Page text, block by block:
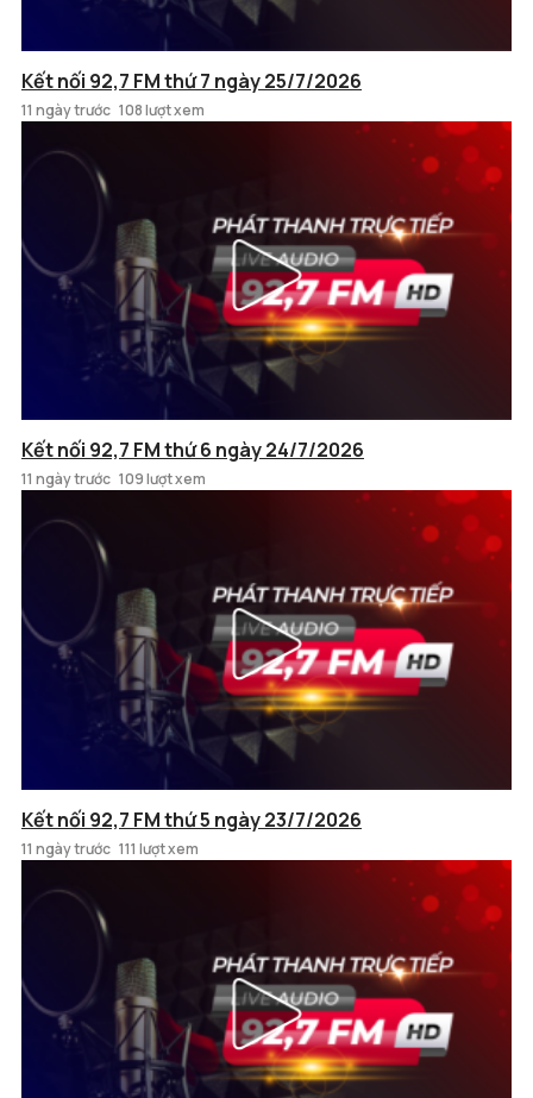
Kết nối 92,7 FM thứ 7 ngày 25/7/2026
11 ngày trước 108 lượt xem
Kết nối 92,7 FM thứ 6 ngày 24/7/2026
11 ngày trước 109 lượt xem
Kết nối 92,7 FM thứ 5 ngày 23/7/2026
11 ngày trước 111 lượt xem